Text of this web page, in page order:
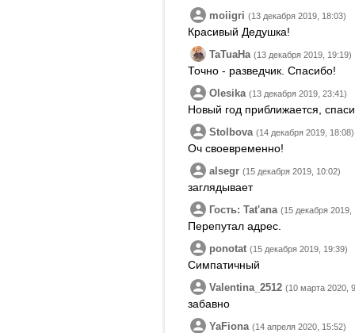
moiigri (13 декабря 2019, 18:03)
Красивый Дедушка!
TaTuaHa (13 декабря 2019, 19:19)
Точно - разведчик. Спасибо!
Olesika (13 декабря 2019, 23:41)
Новый год приближается,
Stolbova (14 декабря 2019, 18:08)
Оч своевременно!
alsegr (15 декабря 2019, 10:02)
заглядывает
Гость: Tatʹana (15 декабря 2019,
Перепутал адрес.
ponotat (15 декабря 2019, 19:39)
Симпатичный
Valentina_2512 (10 марта 2020,
забавно
YaFiona (14 апреля 2020, 15:52)